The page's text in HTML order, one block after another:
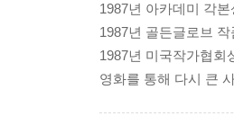
1987년 아카데미 각
1987년 골든글로브
1987년 미국작가협회
영화를 통해 다시 큰